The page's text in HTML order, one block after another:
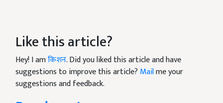
Like this article?
Hey! I amकिशन. Did you liked this article and have
suggestions to improve this article? Mailme your
suggestions and feedback.